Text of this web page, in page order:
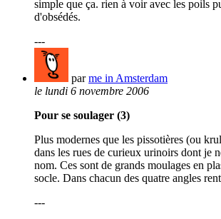
simple que ça. rien à voir avec les poils
d'obsédés.
---
parme in Amsterdam
le lundi 6 novembre 2006
Pour se soulager (3)
Plus modernes que les pissotières (ou
dans les rues de curieux urinoirs dont je
nom. Ces sont de grands moulages en
socle. Dans chacun des quatre angles
---